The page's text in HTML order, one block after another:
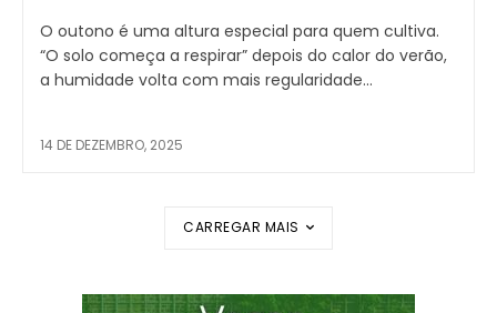
O outono é uma altura especial para quem cultiva.
“O solo começa a respirar” depois do calor do verão,
a humidade volta com mais regularidade...
14 DE DEZEMBRO, 2025
CARREGAR MAIS